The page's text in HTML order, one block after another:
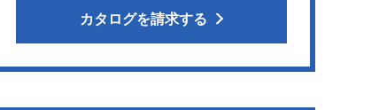
カタログを請求する